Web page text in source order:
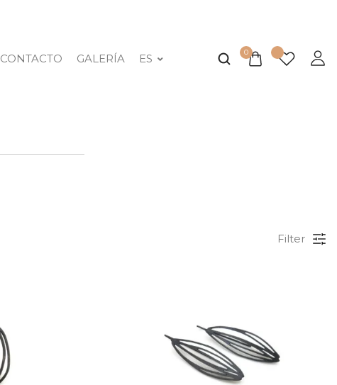
CONTACTO GALERÍA ES 0
Filter